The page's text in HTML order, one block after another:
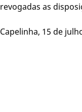
revogadas as
Capelinha, 15 de